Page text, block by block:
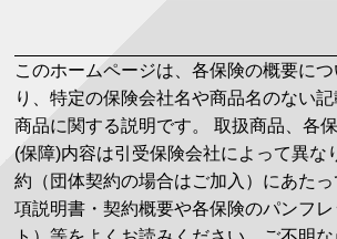
このホームページは、各保険の概要に
り、特定の保険会社名や商品名のない
商品に関する説明です。 取扱商品、各
(保障)内容は引受保険会社によって異な
約（団体契約の場合はご加入）にあた
項説明書・契約概要や各保険のパンフ